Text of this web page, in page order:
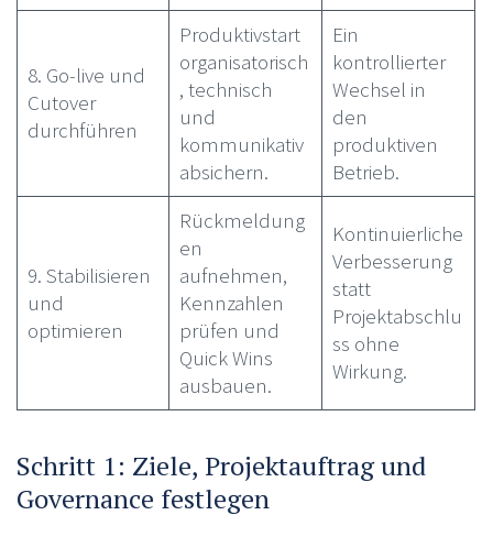
8. Go-live und
Cutover
durchführen
Produktivstart
organisatorisch
, technisch
und
kommunikativ
absichern.
Ein
kontrollierter
Wechsel in
den
produktiven
Betrieb.
9. Stabilisieren
und
optimieren
Rückmeldung
en
aufnehmen,
Kennzahlen
prüfen und
Quick Wins
ausbauen.
Kontinuierliche
Verbesserung
statt
Projektabschlu
ss ohne
Wirkung.
Schritt 1: Ziele, Projektauftrag und
Governance festlegen